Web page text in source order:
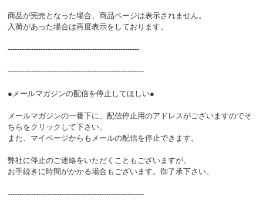
商品が完売となった場合、商品ページは表示されません。
入荷があった場合は再度表示をしております。
--------------------------------------------------------
----------------------------------------------------------
●メールマガジンの配信を停止してほしい●
メールマガジンの一番下に、配信停止用のアドレスがございますのでそ
ちらをクリックして下さい。
また、マイページからもメールの配信を停止できます。
弊社に停止のご連絡をいただくこともございますが、
お手続きに時間がかかる場合もございます。御了承下さい。
----------------------------------------------------------